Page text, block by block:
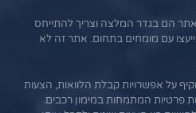
הם בגדר המלצה וצריך להתייחס
עם מומחים בתחום. אתר זה לא
על אפשרויות קבלת הלוואות, הצעות
פרטיות המתמחות במימון רכבים.